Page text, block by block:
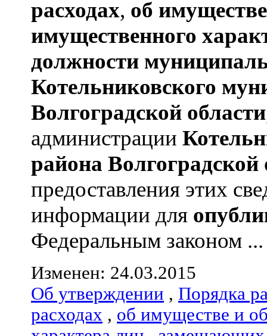
расходах, об
имущественного
должности
Котельниковского
Волгоградской области
администрации
района Волгоградской
предоставления этих
информации для
Федеральным законом ...
Изменен: 24.03.2015
Об утверждении , Порядка
расходах , об имуществе и